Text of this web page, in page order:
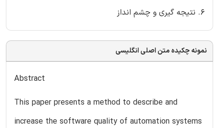
6. نتیجه گیری و چشم انداز
نمونه چکیده متن اصلی انگلیسی
Abstract
This paper presents a method to describe and
increase the software quality of automation systems